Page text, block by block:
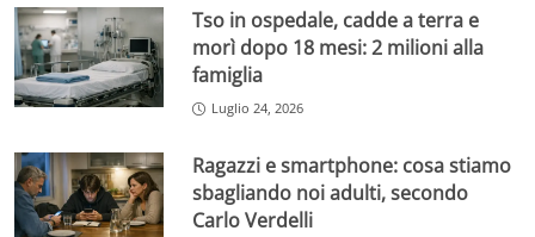
Tso in ospedale, cadde a terra e
morì dopo 18 mesi: 2 milioni alla
famiglia
Luglio 24, 2026
Ragazzi e smartphone: cosa stiamo
sbagliando noi adulti, secondo
Carlo Verdelli